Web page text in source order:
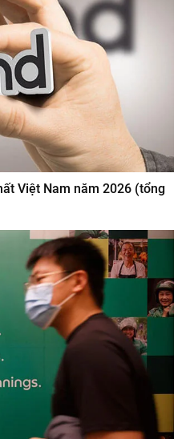
Việt Nam năm 2026 (tổng